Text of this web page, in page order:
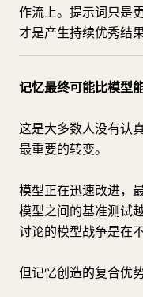
作流上。提示词只是
才是产生持续优秀结
记忆最终可能比模型
这是大多数人没有认
最重要的转变。
模型正在迅速改进，
模型之间的基准测试
讨论的模型战争是在
但记忆创造的复合优